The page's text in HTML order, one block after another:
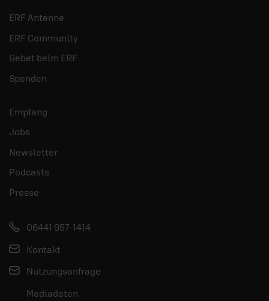
ERF Antenne
ERF Community
Gebet beim ERF
Spenden
Empfang
Jobs
Newsletter
Podcasts
Presse
06441 957-1414
Kontakt
Nutzungsanfrage
Mediadaten